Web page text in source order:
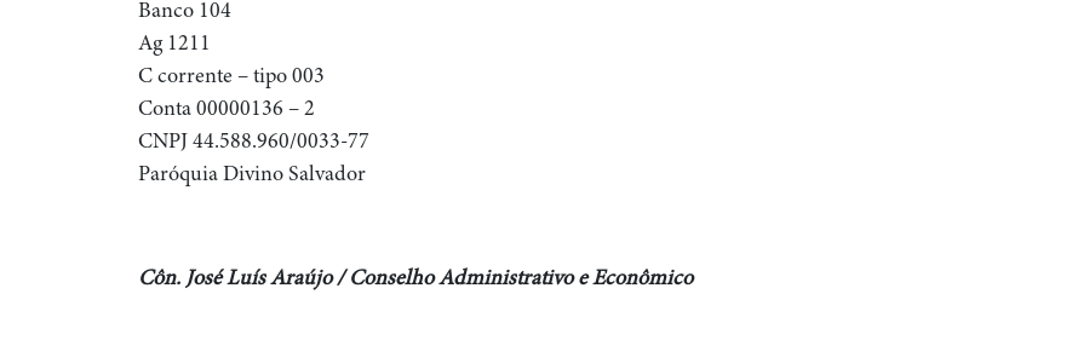
Banco 104
Ag 1211
C corrente – tipo 003
Conta 00000136 – 2
CNPJ 44.588.960/0033-77
Paróquia Divino Salvador
Côn. José Luís Araújo / Conselho Administrativo e Econômico